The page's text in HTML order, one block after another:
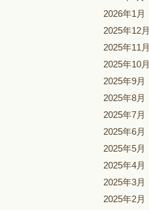
2026年1月
2025年12月
2025年11月
2025年10月
2025年9月
2025年8月
2025年7月
2025年6月
2025年5月
2025年4月
2025年3月
2025年2月